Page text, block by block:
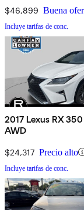
$46,899 Buena
Incluye tarifas de conc.
2017 Lexus RX
AWD
$24,317 Precio alto
Incluye tarifas de conc.